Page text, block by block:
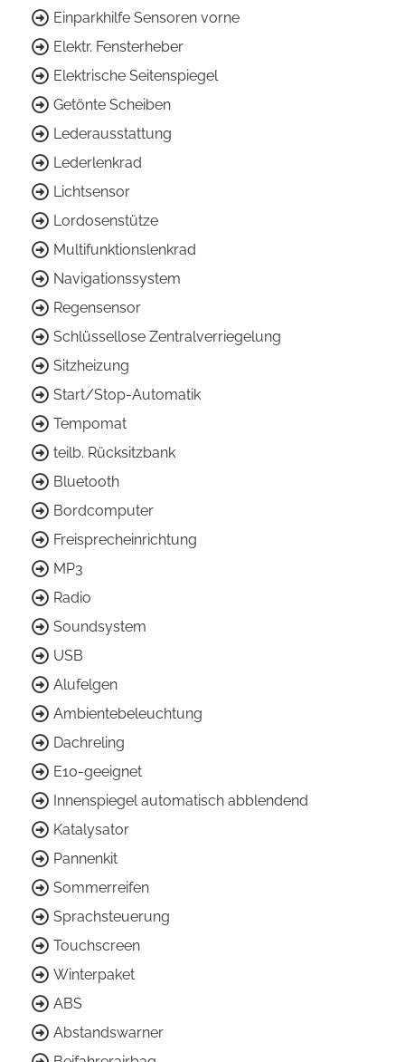
Einparkhilfe Sensoren vorne
Elektr. Fensterheber
Elektrische Seitenspiegel
Getönte Scheiben
Lederausstattung
Lederlenkrad
Lichtsensor
Lordosenstütze
Multifunktionslenkrad
Navigationssystem
Regensensor
Schlüssellose Zentralverriegelung
Sitzheizung
Start/Stop-Automatik
Tempomat
teilb. Rücksitzbank
Bluetooth
Bordcomputer
Freisprecheinrichtung
MP3
Radio
Soundsystem
USB
Alufelgen
Ambientebeleuchtung
Dachreling
E10-geeignet
Innenspiegel automatisch abblendend
Katalysator
Pannenkit
Sommerreifen
Sprachsteuerung
Touchscreen
Winterpaket
ABS
Abstandswarner